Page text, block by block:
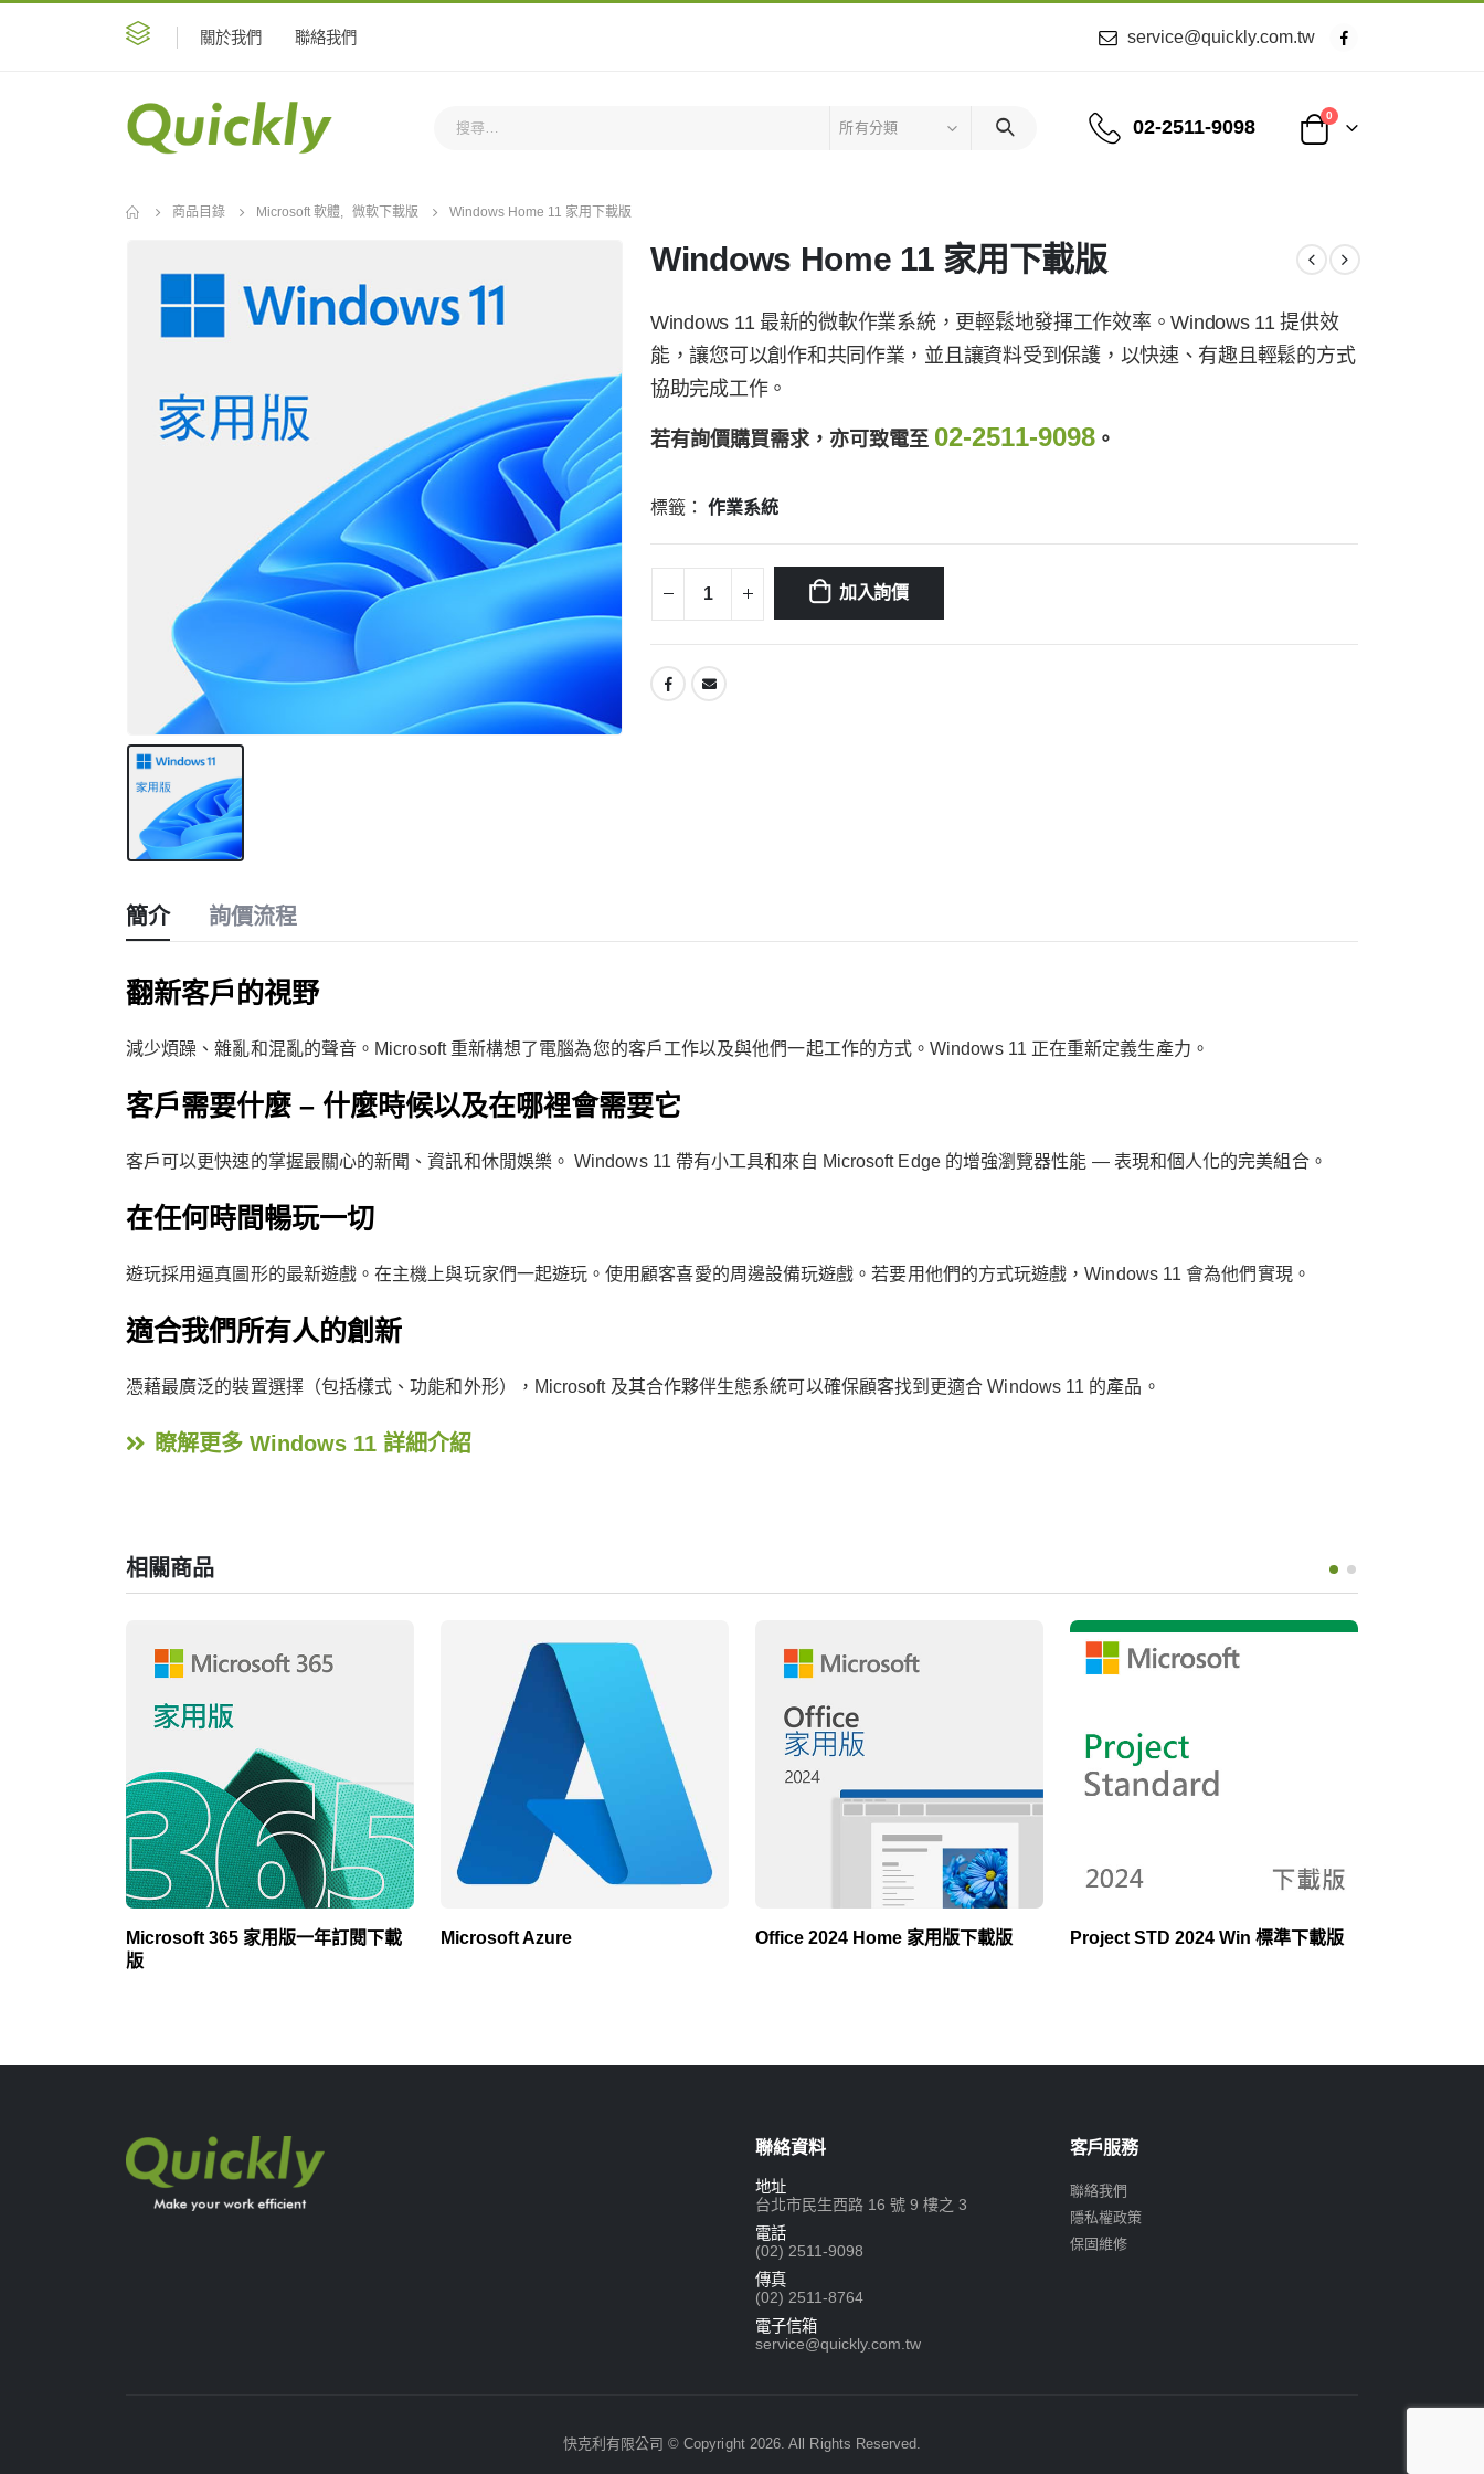
關於我們 聯絡我們 service@quickly.com.tw
所有分類 02-2511-9098
0
商品目錄 Microsoft 軟體, 微軟下載版 Windows Home 11 家用下載版
Windows Home 11 家用下載版
Windows 11 最新的微軟作業系統，更輕鬆地發揮工作效率。Windows 11 提供效
能，讓您可以創作和共同作業，並且讓資料受到保護，以快速、有趣且輕鬆的方式
協助完成工作。
若有詢價購買需求，亦可致電至 02-2511-9098 。
標籤： 作業系統
加入詢價
簡介 詢價流程
翻新客戶的視野
減少煩躁、雜亂和混亂的聲音。Microsoft 重新構想了電腦為您的客戶工作以及與他們一起工作的方式。Windows 11 正在重新定義生產力。
客戶需要什麼 – 什麼時候以及在哪裡會需要它
客戶可以更快速的掌握最關心的新聞、資訊和休閒娛樂。 Windows 11 帶有小工具和來自 Microsoft Edge 的增強瀏覽器性能 — 表現和個人化的完美組合。
在任何時間暢玩一切
遊玩採用逼真圖形的最新遊戲。在主機上與玩家們一起遊玩。使用顧客喜愛的周邊設備玩遊戲。若要用他們的方式玩遊戲，Windows 11 會為他們實現。
適合我們所有人的創新
憑藉最廣泛的裝置選擇（包括樣式、功能和外形），Microsoft 及其合作夥伴生態系統可以確保顧客找到更適合 Windows 11 的產品。
瞭解更多 Windows 11 詳細介紹
相關商品
Microsoft 365 家用版一年訂閱下載
版
Microsoft Azure Office 2024 Home 家用版下載版 Project STD 2024 Win 標準下載版
聯絡資料
地址
台北市民生西路 16 號 9 樓之 3
電話
(02) 2511-9098
傳真
(02) 2511-8764
電子信箱
service@quickly.com.tw
客戶服務
聯絡我們
隱私權政策
保固維修
快克利有限公司 © Copyright 2026. All Rights Reserved.